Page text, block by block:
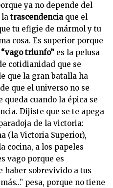
ya no depende del
la trascendenciaque el
tu efigie de mármol y tu
cosa. Es superior porque
“vago triunfo” es la pelusa
cotidianidad que se
que la gran batalla ha
que el universo no se
queda cuando la épica se
Dijiste que se te apega
de la victoria:
(la Victoria Superior),
cocina, a los papeles
vago porque es
haber sobrevivido a tus
pesa, porque no tiene